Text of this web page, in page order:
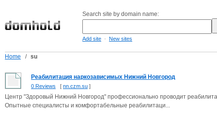
Search site by domain name:
Add site - New sites
Home / su
Реабилитация наркозависимых Нижний Новгород
0 Reviews [ nn.czm.su ]
Центр "Здоровый Нижний Новгород" профессионально проводит
Опытные специалисты и комфортабельные реабилитаци...